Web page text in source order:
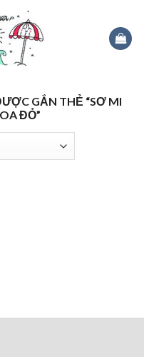
GẮN THẺ “SƠ MI
ĐỎ”